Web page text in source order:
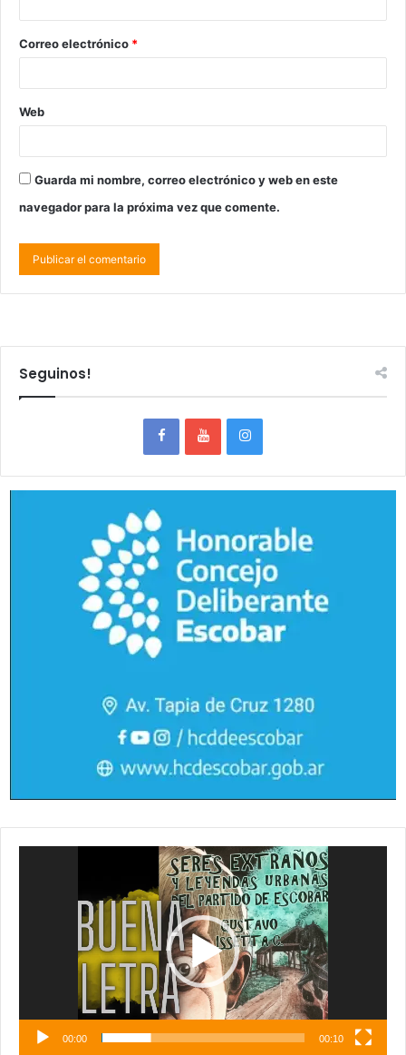
Correo electrónico *
Web
Guarda mi nombre, correo electrónico y web en este
navegador para la próxima vez que comente.
Seguinos!
00:00 00:10